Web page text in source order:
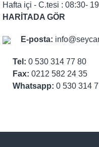
Hafta içi - C.tesi : 08:30-
HARİTADA GÖR
E-posta:
Tel: 0 530 314 77 80
Fax: 0212 582 24 35
Whatsapp: 0 530 314